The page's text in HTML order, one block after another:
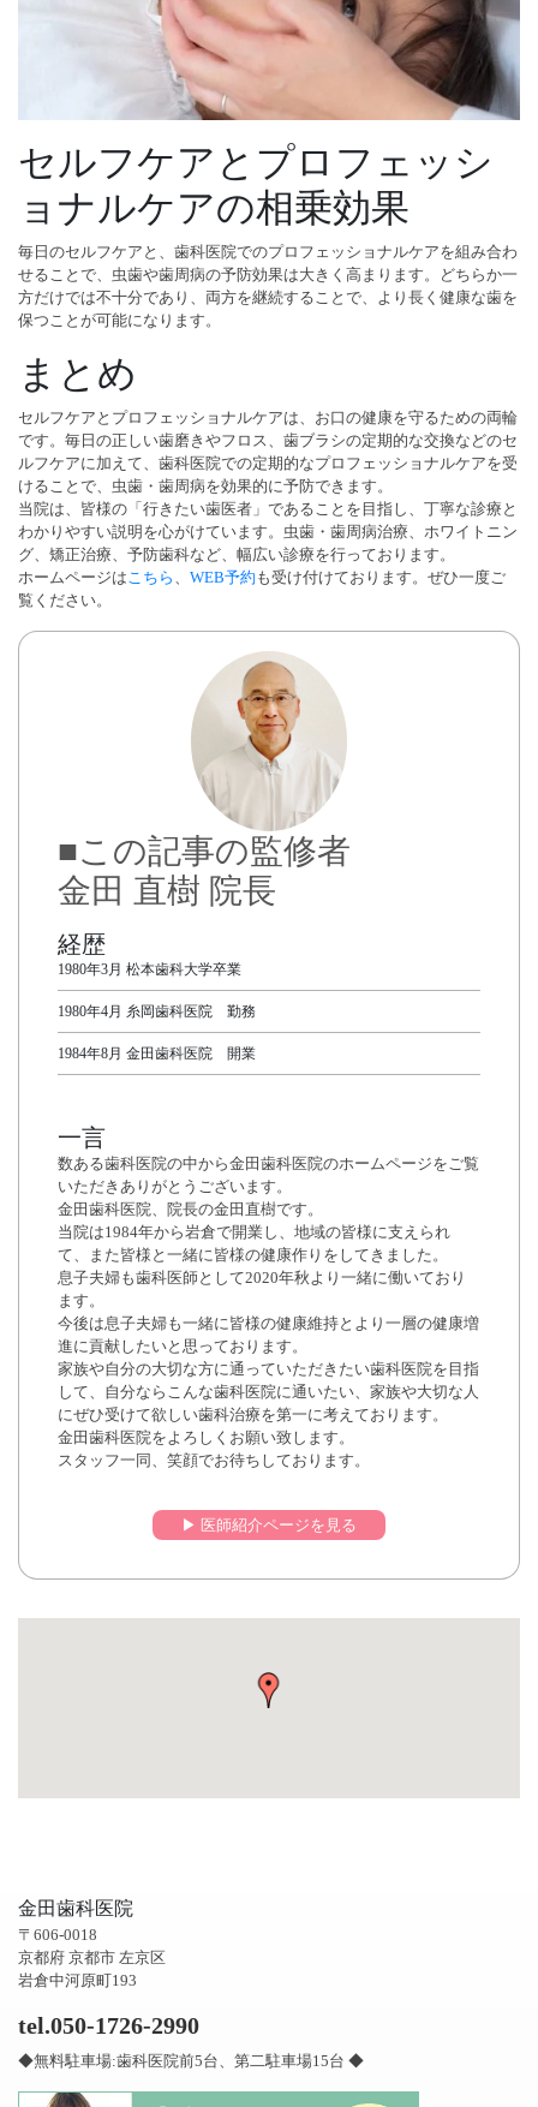
セルフケアとプロフェッシ
ョナルケアの相乗効果
毎日のセルフケアと、歯科医院でのプロフェッショナルケアを組み合わ
せることで、虫歯や歯周病の予防効果は大きく高まります。どちらか一
方だけでは不十分であり、両方を継続することで、より長く健康な歯を
保つことが可能になります。
まとめ
セルフケアとプロフェッショナルケアは、お口の健康を守るための両輪
です。毎日の正しい歯磨きやフロス、歯ブラシの定期的な交換などのセ
ルフケアに加えて、歯科医院での定期的なプロフェッショナルケアを受
けることで、虫歯・歯周病を効果的に予防できます。
当院は、皆様の「行きたい歯医者」であることを目指し、丁寧な診療と
わかりやすい説明を心がけています。虫歯・歯周病治療、ホワイトニン
グ、矯正治療、予防歯科など、幅広い診療を行っております。
ホームページはこちら 、 WEB予約 も受け付けております。ぜひ一度ご
覧ください。
■この記事の監修者
金田 直樹 院長
経歴
1980年3月 松本歯科大学卒業
1980年4月 糸岡歯科医院 勤務
1984年8月 金田歯科医院 開業
一言
数ある歯科医院の中から金田歯科医院のホームページをご覧
いただきありがとうございます。
金田歯科医院、院長の金田直樹です。
当院は1984年から岩倉で開業し、地域の皆様に支えられ
て、また皆様と一緒に皆様の健康作りをしてきました。
息子夫婦も歯科医師として2020年秋より一緒に働いており
ます。
今後は息子夫婦も一緒に皆様の健康維持とより一層の健康増
進に貢献したいと思っております。
家族や自分の大切な方に通っていただきたい歯科医院を目指
して、自分ならこんな歯科医院に通いたい、家族や大切な人
にぜひ受けて欲しい歯科治療を第一に考えております。
金田歯科医院をよろしくお願い致します。
スタッフ一同、笑顔でお待ちしております。
▶︎ 医師紹介ページを見る
金田歯科医院
〒606-0018
京都府 京都市 左京区
岩倉中河原町193
tel.050-1726-2990
◆無料駐車場:歯科医院前5台、第二駐車場15台 ◆